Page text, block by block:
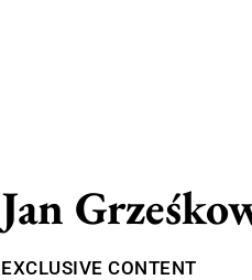
Jan
EXCLUSIVE CONTENT